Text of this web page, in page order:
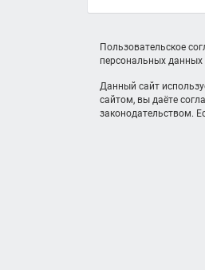
Пользовательское
персональных данных
Данный сайт
сайтом, вы даёте
законодательством.